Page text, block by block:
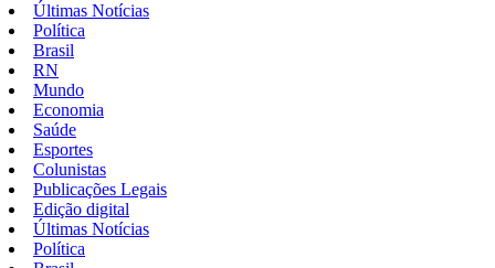
Últimas Notícias
Política
Brasil
RN
Mundo
Economia
Saúde
Esportes
Colunistas
Publicações Legais
Edição digital
Últimas Notícias
Política